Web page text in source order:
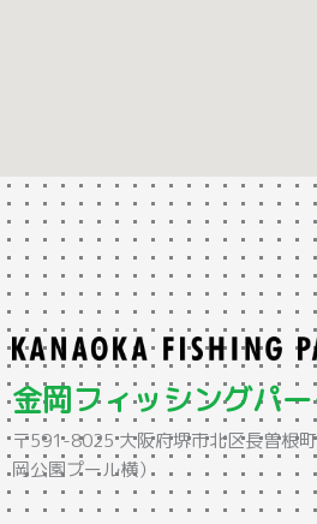
金岡フィッシングパ
〒591-8025 大阪府堺市北区長曽根
岡公園プール横）